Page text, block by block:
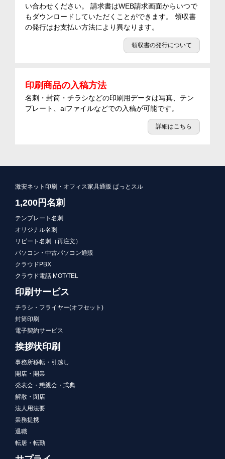
い合わせください。 請求書はWEB請求画面からいつで
もダウンロードしていただくことができます。 領収書
の発行はお支払い方法により異なります。
領収書の発行について
印刷商品の入稿方法
名刺・封筒・チラシなどの印刷用データは写真、テン
プレート、aiファイルなどでの入稿が可能です。
詳細はこちら
激安ネット印刷・オフィス家具通販 ぱっとスル
1,200円名刺
テンプレート名刺
オリジナル名刺
リピート名刺（再注文）
パソコン・中古パソコン通販
クラウドPBX
クラウド電話 MOT/TEL
印刷サービス
チラシ・フライヤー(オフセット)
封筒印刷
電子契約サービス
挨拶状印刷
事務所移転・引越し
開店・開業
発表会・懇親会・式典
解散・閉店
法人用法要
業務提携
退職
転居・転勤